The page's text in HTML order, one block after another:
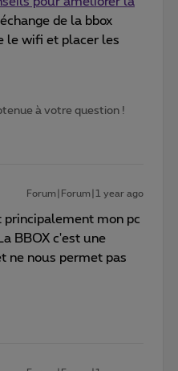
de la bbox
le wifi et placer les
à votre question !
Forum|Forum|1 year ago
principalement mon pc
BBOX c'est une
ne nous permet pas